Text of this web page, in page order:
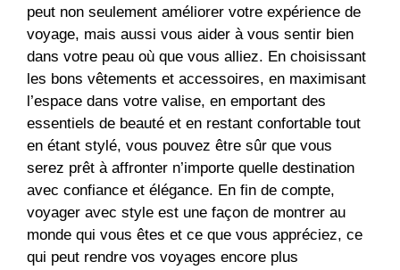
peut non seulement améliorer votre expérience de
voyage, mais aussi vous aider à vous sentir bien
dans votre peau où que vous alliez. En choisissant
les bons vêtements et accessoires, en maximisant
l’espace dans votre valise, en emportant des
essentiels de beauté et en restant confortable tout
en étant stylé, vous pouvez être sûr que vous
serez prêt à affronter n’importe quelle destination
avec confiance et élégance. En fin de compte,
voyager avec style est une façon de montrer au
monde qui vous êtes et ce que vous appréciez, ce
qui peut rendre vos voyages encore plus